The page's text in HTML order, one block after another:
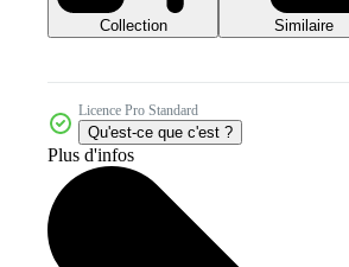
Collection Similaire
Licence Pro Standard
Qu'est-ce que c'est ?
Plus d'infos